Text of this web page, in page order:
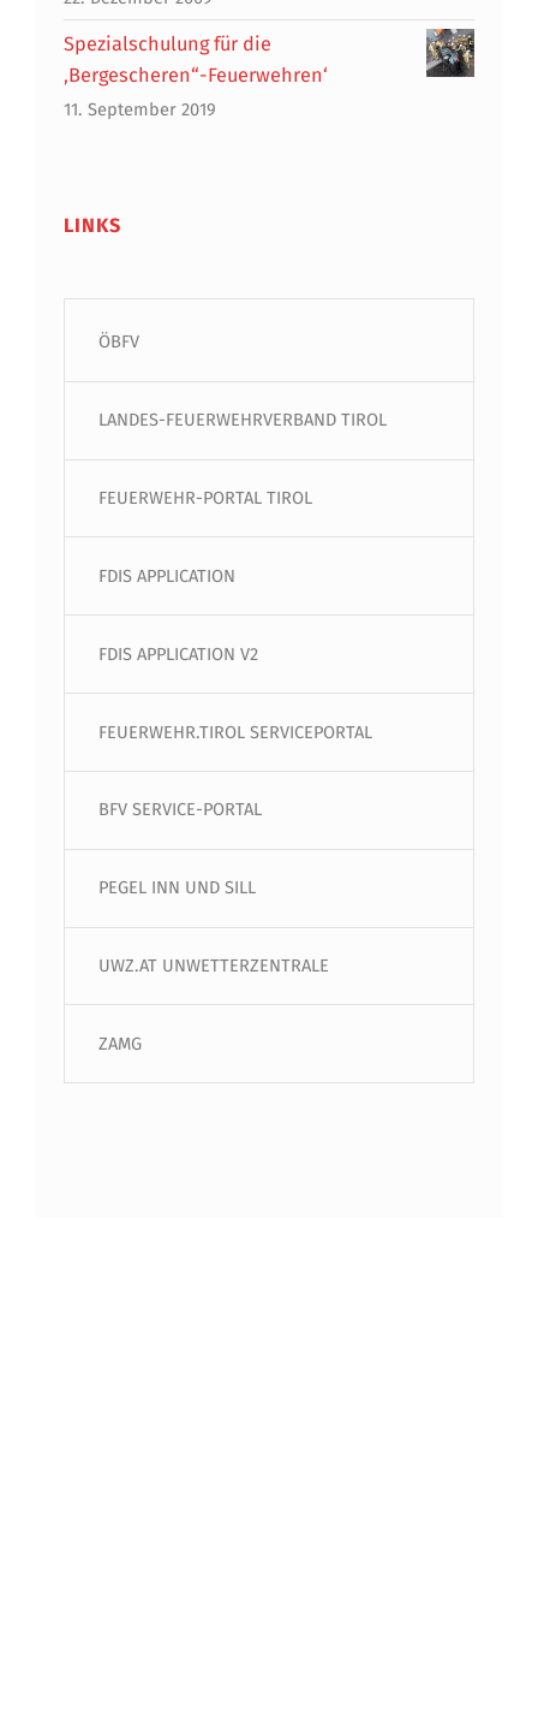
Spezialschulung für die
‚Bergescheren“-Feuerwehren‘
11. September 2019
LINKS
ÖBFV
LANDES-FEUERWEHRVERBAND TIROL
FEUERWEHR-PORTAL TIROL
FDIS APPLICATION
FDIS APPLICATION V2
FEUERWEHR.TIROL SERVICEPORTAL
BFV SERVICE-PORTAL
PEGEL INN UND SILL
UWZ.AT UNWETTERZENTRALE
ZAMG